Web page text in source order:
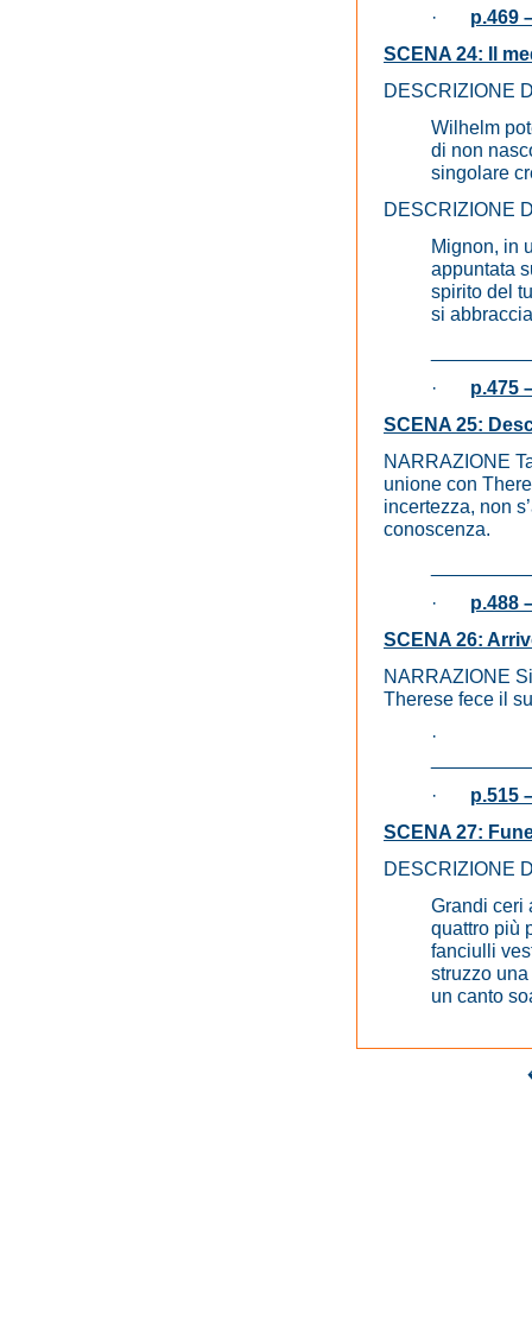
· p.469
SCENA 24: Il
DESCRIZIONE
Wilhelm
di non
singolare
DESCRIZIONE
Mignon, in
appuntata
spirito del
si
· p.475
SCENA 25:
NARRAZIONE
unione con
incertezza, non
conoscenza.
· p.488
SCENA 26:
NARRAZIONE
Therese fece il
·
· p.515
SCENA 27:
DESCRIZIONE
Grandi ceri
quattro più
fanciulli
struzzo
un canto